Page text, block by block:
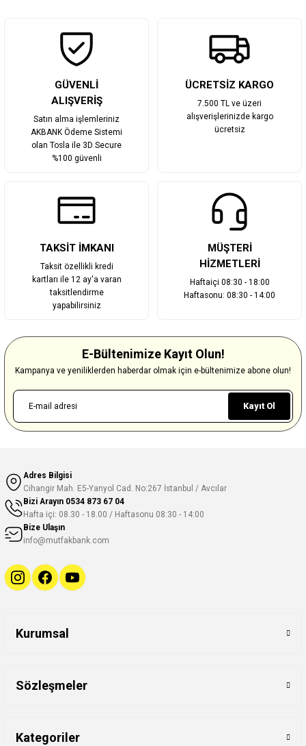
GÜVENLİ
ALIŞVERİŞ
Satın alma işlemleriniz
AKBANK Ödeme Sistemi
olan Tosla ile 3D Secure
%100 güvenli
ÜCRETSİZ KARGO
7.500 TL ve üzeri
alışverişlerinizde kargo
ücretsiz
TAKSİT İMKANI
Taksit özellikli kredi
kartları ile 12 ay'a varan
taksitlendirme
yapabilirsiniz
MÜŞTERİ
HİZMETLERİ
Haftaiçi 08:30 - 18:00
Haftasonu: 08:30 - 14:00
E-Bültenimize Kayıt Olun!
Kampanya ve yeniliklerden haberdar olmak için e-bültenimize abone olun!
Kayıt Ol
Adres Bilgisi
Cihangir Mah. E5-Yanyol Cad. No:267 İstanbul / Avcılar
Bizi Arayın 0534 873 67 04
Hafta içi: 08.30 - 18.00 / Haftasonu 08:30 - 14:00
Bize Ulaşın
info@mutfakbank.com
Kurumsal
Sözleşmeler
Kategoriler